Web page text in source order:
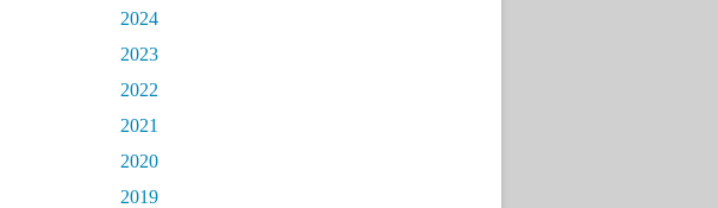
2024
2023
2022
2021
2020
2019